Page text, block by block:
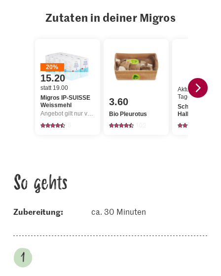
Zutaten in deiner Migros
20%
15.20
statt 19.00
Migros IP-SUISSE
Weissmehl
Angebot gilt nur vom 6.8. bis 12.8.2026, solange Vorrat.
3.60
Bio Pleurotus
Aktueller
Tagespreis
Scharfer Maxx
Halbhartkäse
So gehts
Zubereitung: ca. 30 Minuten